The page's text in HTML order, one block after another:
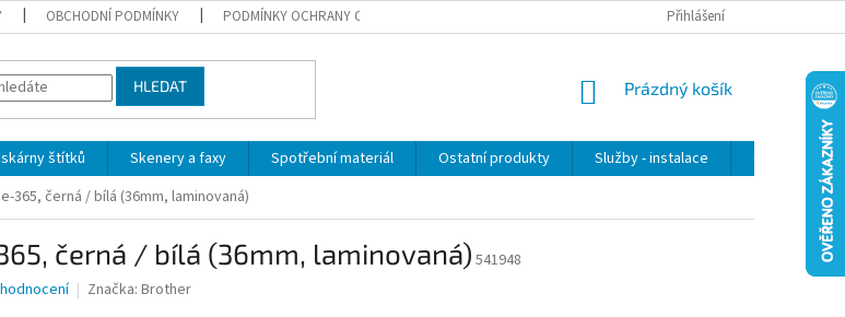
OBCHODNÍ PODMÍNKY PODMÍNKY OCHRANY OSOBNÍCH ÚDAJŮ Přihlášení
HLEDAT
NÁKUPNÍ
Prázdný košík
štítků Skenery a faxy Spotřební materiál Ostatní produkty Služby - instalace
Obchodní
365, černá / bílá (36mm, laminovaná)
černá / bílá (36mm, laminovaná) 541948
Značka: Brother